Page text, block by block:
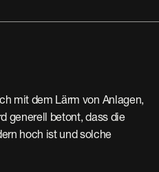
mit dem Lärm von Anlagen,
generell betont, dass die
hoch ist und solche